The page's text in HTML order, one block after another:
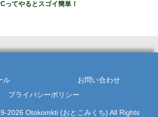
ってやるとスゴイ簡単！
ル
お問い合わせ
プライバシーポリシー
2026 Otokomkti (おとこみくち) All Rights